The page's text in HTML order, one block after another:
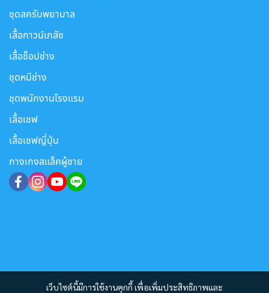
เว็บไซต์นี้มีการใช้งานคุกกี้ เพื่อเพิ่มประสิทธิภาพและ
ชุดสครับพยาบาล
เสื้อกาวน์เภสัช
เสื้อช็อปช่าง
ชุดหมีช่าง
ชุดพนักงานโรงแรม
เสื้อเชฟ
เสื้อเชฟญี่ปุ่น
กางเกงสแล็คผู้ชาย